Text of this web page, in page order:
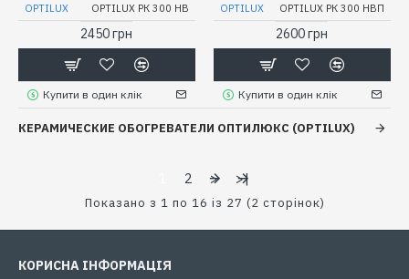
OPTILUX OPTILUX РК 300 НВ
2450 грн
Купити в один клік
OPTILUX OPTILUX РК 300 НВП
2600 грн
Купити в один клік
КЕРАМИЧЕСКИЕ ОБОГРЕВАТЕЛИ ОПТИЛЮКС (OPTILUX)
2 > >|
Показано з 1 по 16 із 27 (2 сторінок)
КОРИСНА ІНФОРМАЦІЯ